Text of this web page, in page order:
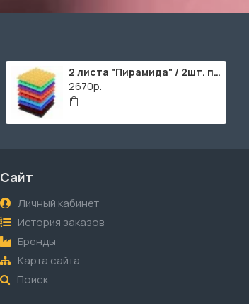
2 листа "Пирамида" / 2шт. по 2000х1000мм
2670р.
Сайт
Личный кабинет
История заказов
Бренды
Карта сайта
Поиск